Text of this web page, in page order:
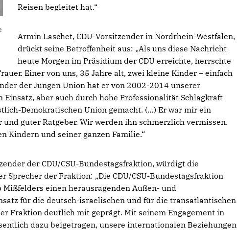
Reisen begleitet hat.“
Armin Laschet, CDU-Vorsitzender in Nordrhein-Westfalen,
drückt seine Betroffenheit aus: Als uns diese Nachricht
heute Morgen im Präsidium der CDU erreichte, herrschte
Einer von uns, 35 Jahre alt, zwei kleine Kinder – einfach
der Jungen Union hat er von 2002-2014 unserer
aber auch durch hohe Professionalität Schlagkraft
Demokratischen Union gemacht. (…) Er war mir ein
guter Ratgeber. Wir werden ihn schmerzlich vermissen.
Kindern und seiner ganzen Familie.“
der CDU/CSU-Bundestagsfraktion, würdigt die
Sprecher der Fraktion: Die CDU/CSU-Bundestagsfraktion
einen herausragenden Außen- und
für die deutsch-israelischen und für die transatlantischen
Fraktion deutlich mit geprägt. Mit seinem Engagement in
dazu beigetragen, unsere internationalen Beziehungen